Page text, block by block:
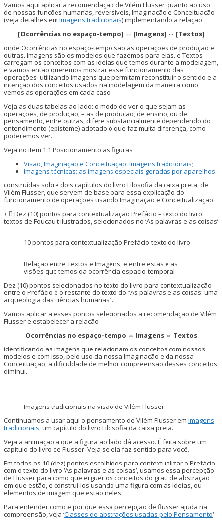
Vamos aqui aplicar a recomendação de Vilém Flusser quanto ao uso
de nossas funções humanas, reversíveis, Imaginação e Conceituação
(veja detalhes em Imagens tradicionais) implementando a relação
[Ocorrências no espaço-tempo] ⇔ [Imagens] ⇔ [Textos]
onde Ocorrências no espaço-tempo são as operações de produção e
outras, Imagens são os modelos que fazemos para elas, e Textos
carregam os conceitos com as ideias que temos durante a modelagem,
e vamos então queremos mostrar esse funcionamento das
operações utilizando imagens que permitam reconstituir o sentido e a
intenção dos conceitos usados na modelagem da maneira como
vemos as operações em cada caso.
Veja as duas tabelas ao lado: o modo de ver o que sejam as
operações, de produção, – as de produção, de ensino, ou de
pensamento, entre outras, difere substancialmente dependendo do
entendimento (episteme) adotado o que faz muita diferença, como
poderemos ver.
Veja no item 1.1 Posicionamento as figuras
Visão, Imaginação e Conceituação: Imagens tradicionais;
Imagens técnicas: as imagens especiais geradas por aparelhos
construídas sobre dois capítulos do livro Filosofia da caixa preta, de
Vilém Flusser, que servem de base para essa explicação do
funcionamento de operações usando Imaginação e Conceitualização.
Dez (10) pontos para contextualização Prefácio – texto do livro:
textos de Foucault ilustrados, selecionados no ‘As palavras e as coisas’
10 pontos para contextualização Prefácio-texto do livro
Relação entre Textos e Imagens, e entre estas e as
visões que temos da ocorrência espacio-temporal
Dez (10) pontos selecionados no texto do livro para contextualização
entre o Prefácio e o restante do texto do “As palavras e as coisas: uma
arqueologia das ciências humanas”.
Vamos aplicar a esses pontos selecionados a recomendação de Vilém
Flusser e estabelecer a relação
Ocorrências no espaço-tempo ⇔ Imagens ⇔ Textos
identificando as imagens que relacionam os conceitos com nossos
modelos e com isso, pelo uso da nossa Imaginação e da nossa
Conceituação, a dificuldade de melhor compreensão desses conceitos
diminui.
Imagens tradicionais na visão de Vilém Flusser
Continuamos a usar aqui o pensamento de Vilém Flusser em Imagens
tradicionais, um capítulo do livro Filosofia da caixa preta.
Veja a animação a que a figura ao lado dá acesso. É feita sobre um
capitulo do livro de Flusser. Veja se ela faz sentido para você.
Em todos os 10 (dez) pontos escolhidos para contextualizar o Prefácio
com o texto do livro ‘As palavras e as coisas’, usamos essa percepção
de Flusser para como que erguer os conceitos do grau de abstração
em que estão, e construí-los usando uma figura com as ideias, ou
elementos de imagem que estão neles.
Para entender como e por que essa percepção de flusser ajuda na
compreensão, veja ‘Classes de abstrações usadas pelo Pensamento‘